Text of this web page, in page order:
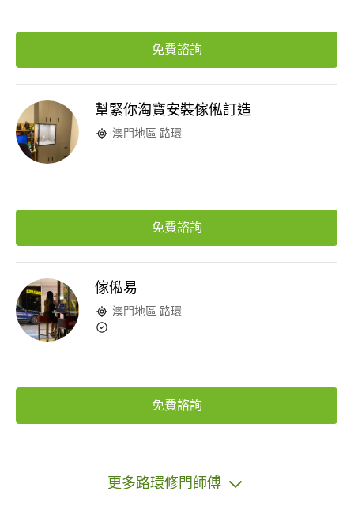
免費諮詢
幫緊你淘寶安裝傢俬訂造
澳門地區 路環
免費諮詢
傢俬易
澳門地區 路環
免費諮詢
更多路環修門師傅